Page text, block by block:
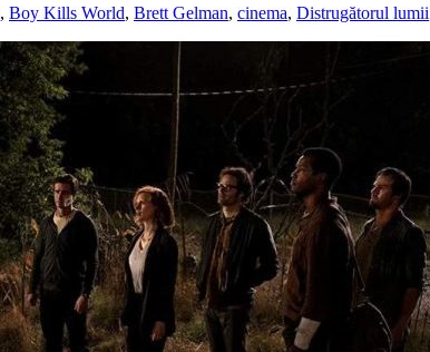
, Boy Kills World, Brett Gelman, cinema, Distrugătorul lumii